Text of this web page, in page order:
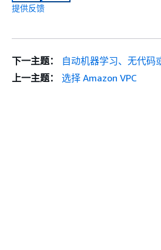
提供反馈
下一主题：
自动机器学习、无代码
上一主题：
选择 Amazon VPC